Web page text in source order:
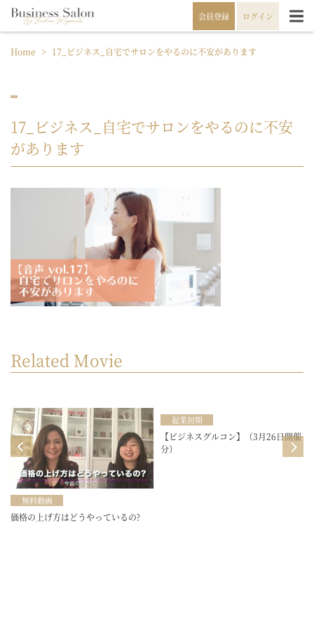
会員登録 ログイン
Home > 17_ビジネス_自宅でサロンをやるのに不安があります
17_ビジネス_自宅でサロンをやるのに不安
があります
Related Movie
無料動画
価格の上げ方はどうやっているの?
起業初期
【ビジネスグルコン】（3月26日開催
分）